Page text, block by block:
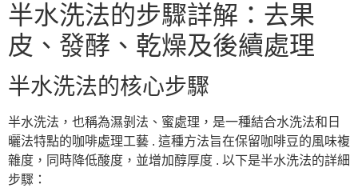
半水洗法的步驟詳解：去果
皮、發酵、乾燥及後續處理
半水洗法的核心步驟
半水洗法，也稱為濕剝法、蜜處理，是一種結合水洗法和日
曬法特點的咖啡處理工藝 . 這種方法旨在保留咖啡豆的風味複
雜度，同時降低酸度，並增加醇厚度 . 以下是半水洗法的詳細
步驟：